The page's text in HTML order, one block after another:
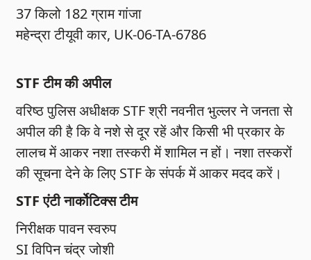
37 किलो 182 ग्राम गांजा
महेन्द्रा टीयूवी कार, UK-06-TA-6786
STF टीम की अपील
वरिष्ठ पुलिस अधीक्षक STF श्री नवनीत भुल्लर ने जनता से
अपील की है कि वे नशे से दूर रहें और किसी भी प्रकार के
लालच में आकर नशा तस्करी में शामिल न हों। नशा तस्करों
की सूचना देने के लिए STF के संपर्क में आकर मदद करें।
STF एंटी नार्कोटिक्स टीम
निरीक्षक पावन स्वरुप
SI विपिन चंद्र जोशी